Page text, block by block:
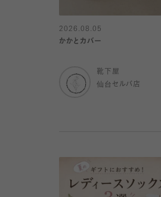
2026.08.05
かかとカバー
靴下屋
仙台セルバ店